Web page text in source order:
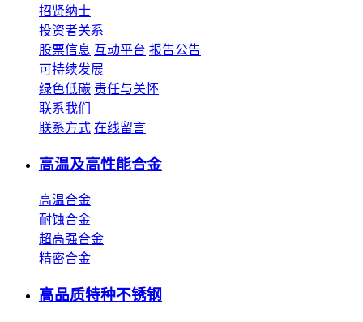
招贤纳士
投资者关系
股票信息 互动平台 报告公告
可持续发展
绿色低碳 责任与关怀
联系我们
联系方式 在线留言
高温及高性能合金
高温合金
耐蚀合金
超高强合金
精密合金
高品质特种不锈钢